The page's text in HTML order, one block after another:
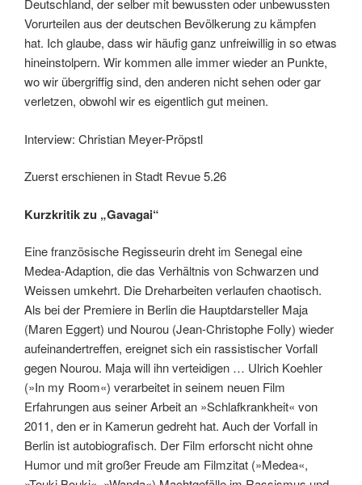
Deutschland, der selber mit bewussten oder unbewussten
Vorurteilen aus der deutschen Bevölkerung zu kämpfen
hat. Ich glaube, dass wir häufig ganz unfreiwillig in so etwas
hineinstolpern. Wir kommen alle immer wieder an Punkte,
wo wir übergriffig sind, den anderen nicht ­sehen oder gar
verletzen, obwohl wir es eigentlich gut meinen.
Interview: Christian Meyer-Pröpstl
Zuerst erschienen in Stadt Revue 5.26
Kurzkritik zu „Gavagai“
Eine französische Regisseurin dreht im Senegal eine
Medea-Adaption, die das Verhältnis von Schwarzen und
Weissen umkehrt. Die Dreharbeiten verlaufen chaotisch.
Als bei der Premiere in Berlin die Hauptdarsteller Maja
(Maren Eggert) und Nourou (Jean-Christophe Folly) wieder
aufeinandertreffen, ereignet sich ein rassistischer Vorfall
gegen Nourou. Maja will ihn verteidigen … Ulrich Koehler
(»In my Room«) verarbeitet in seinem neuen Film
Erfahrungen aus seiner Arbeit an »Schlafkrankheit« von
2011, den er in Kamerun gedreht hat. Auch der Vorfall in
Berlin ist autobiografisch. Der Film erforscht nicht ohne
Humor und mit großer Freudeam Filmzitat (»Medea«,